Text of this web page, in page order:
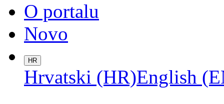
O portalu
Novo
HR
Hrvatski (HR)English